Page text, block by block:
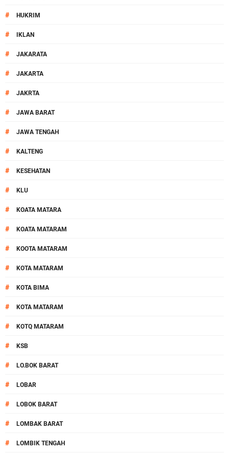
# HUKRIM
# IKLAN
# JAKARATA
# JAKARTA
# JAKRTA
# JAWA BARAT
# JAWA TENGAH
# KALTENG
# KESEHATAN
# KLU
# KOATA MATARA
# KOATA MATARAM
# KOOTA MATARAM
# KOTA MATARAM
# KOTA BIMA
# KOTA MATARAM
# KOTQ MATARAM
# KSB
# LO.BOK BARAT
# LOBAR
# LOBOK BARAT
# LOMBAK BARAT
# LOMBIK TENGAH